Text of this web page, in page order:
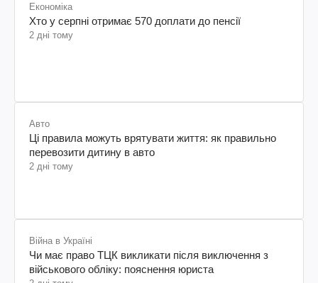
Економіка
Хто у серпні отримає 570 доплати до пенсії
2 дні тому
Авто
Ці правила можуть врятувати життя: як правильно
перевозити дитину в авто
2 дні тому
Війна в Україні
Чи має право ТЦК викликати після виключення з
військового обліку: пояснення юриста